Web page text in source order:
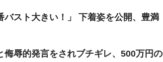
スト大きい！」 下着姿を公開、豊満
辱的発言をされブチギレ、500万円の